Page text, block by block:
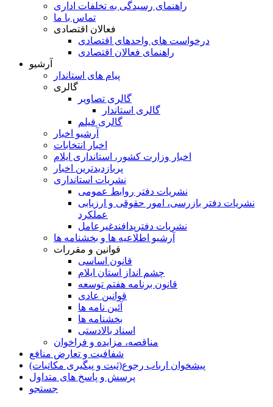
راهنمای رسیدگی به تخلفات اداری
تماس با ما
فعالان اقتصادی
درخواست های واحدهای اقتصادی
راهنمای فعالان اقتصادی
آرشیو
پیام های استاندار
گالری
گالری تصاویر
گالری استاندار
گالری فیلم
آرشیو اخبار
اخبار انتخابات
اخبار وزارت کشور، استانداری ایلام
پربازدیدترین اخبار
نشریات استانداری
نشریات دفتر روابط عمومی
نشريات دفتر بازرسی، امور حقوقی و ارزيابی
عملکرد
نشريات دفترپدافندغيرعامل
آرشیو اطلاعیه ها و بخشنامه ها
قوانین و مقررات
قانون اساسی
چشم انداز استان ایلام
قانون برنامه هفتم توسعه
قوانین عادی
آئین نامه ها
بخشنامه ها
اسناد بالادستی
مناقصه، مزایده و فراخوان
شفافیت و تعارض منافع
پیشخوان ارباب رجوع(ثبت و پیگیری مکاتبات)
پرسش و پاسخ های متداول
جستجو